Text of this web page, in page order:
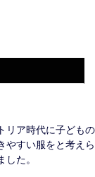
リア時代に子どもの
やすい服をと考えら
た。